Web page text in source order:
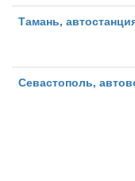
Тамань,
Севастополь,